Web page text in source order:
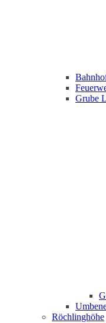
Grube
Röchlinghöhe